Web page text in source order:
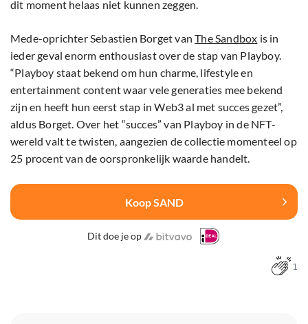
dit moment helaas niet kunnen zeggen.
Mede-oprichter Sebastien Borget vanThe Sandbox is in
ieder geval enorm enthousiast over de stap van Playboy.
“Playboy staat bekend om hun charme, lifestyle en
entertainment content waar vele generaties mee bekend
zijn en heeft hun eerst stap in Web3 al met succes gezet”,
aldus Borget. Over het “succes” van Playboy in de NFT-
wereld valt te twisten, aangezien de collectie momenteel op
25 procent van de oorspronkelijk waarde handelt.
Koop SAND
Dit doe je op
1